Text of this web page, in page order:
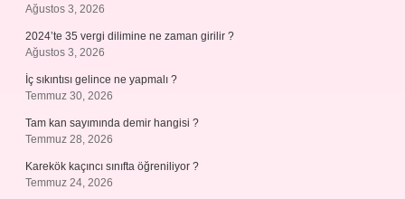
Ağustos 3, 2026
2024’te 35 vergi dilimine ne zaman girilir ?
Ağustos 3, 2026
İç sıkıntısı gelince ne yapmalı ?
Temmuz 30, 2026
Tam kan sayımında demir hangisi ?
Temmuz 28, 2026
Karekök kaçıncı sınıfta öğreniliyor ?
Temmuz 24, 2026